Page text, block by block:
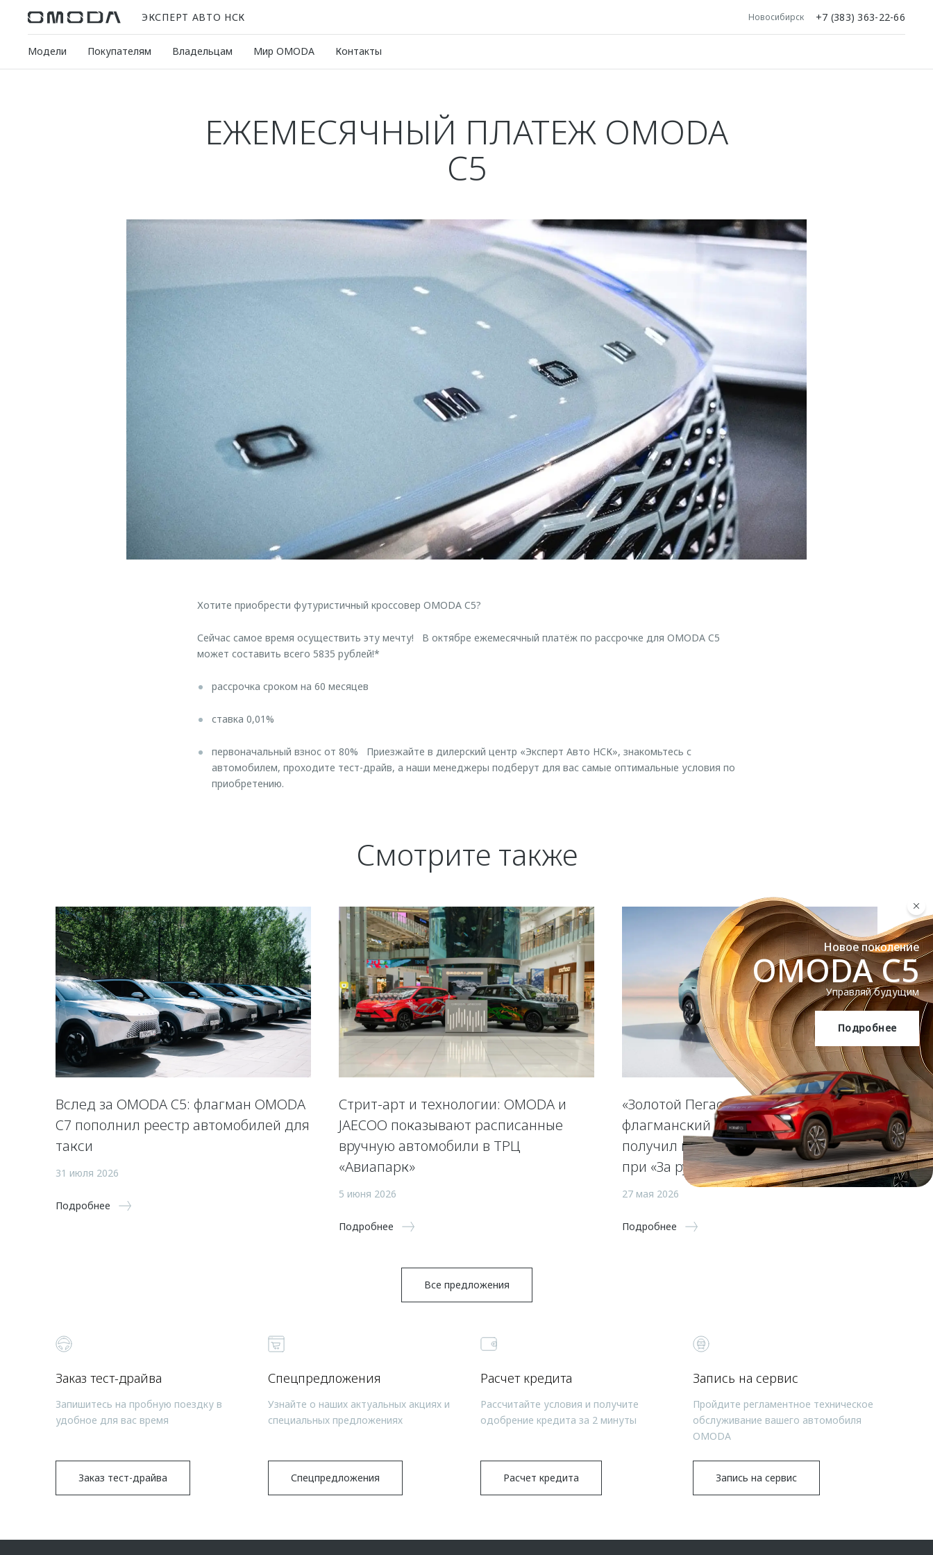
ЭКСПЕРТ АВТО НСК Новосибирск +7 (383) 363-22-66
Модели Покупателям Владельцам Мир OMODA Контакты
OMODA C5
Новое поколение
OMODA C5
Управляй будущим
Подробнее
ЕЖЕМЕСЯЧНЫЙ ПЛАТЕЖ OMODA
C5
Хотите приобрести футуристичный кроссовер OMODA C5?
Сейчас самое время осуществить эту мечту! В октябре ежемесячный платёж по рассрочке для OMODA C5
может составить всего 5835 рублей!*
рассрочка сроком на 60 месяцев
ставка 0,01%
первоначальный взнос от 80% Приезжайте в дилерский центр «Эксперт Авто НСК», знакомьтесь с
автомобилем, проходите тест-драйв, а наши менеджеры подберут для вас самые оптимальные условия по
приобретению.
Смотрите также
Вслед за OMODA C5: флагман OMODA
C7 пополнил реестр автомобилей для
такси
31 июля 2026
Подробнее
Стрит-арт и технологии: OMODA и
JAECOO показывают расписанные
вручную автомобили в ТРЦ
«Авиапарк»
5 июня 2026
Подробнее
«Золотой Пегас» за смелый дизайн:
флагманский кроссовер OMODA C7
получил престижную награду Гран-
при «За рулем»
27 мая 2026
Подробнее
Все предложения
Заказ тест-драйва
Запишитесь на пробную поездку в
удобное для вас время
Заказ тест-драйва
Спецпредложения
Узнайте о наших актуальных акциях и
специальных предложениях
Спецпредложения
Расчет кредита
Рассчитайте условия и получите
одобрение кредита за 2 минуты
Расчет кредита
Запись на сервис
Пройдите регламентное техническое
обслуживание вашего автомобиля
OMODA
Запись на сервис